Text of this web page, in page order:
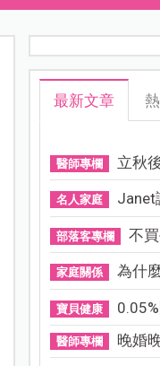
最新文章
醫師專欄 立秋
名人家庭 Janet
部落客專欄 不買
家庭關係 為什
寶貝健康 0.05%
醫師專欄 晚婚